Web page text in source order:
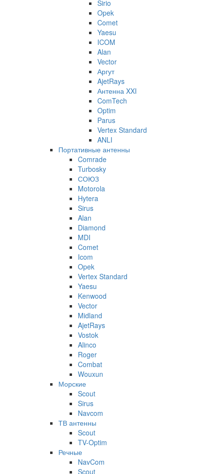
Sirio
Opek
Comet
Yaesu
ICOM
Alan
Vector
Аргут
AjetRays
Антенна XXI
ComTech
Optim
Parus
Vertex Standard
ANLI
Портативные антенны
Comrade
Turbosky
СОЮЗ
Motorola
Hytera
Sirus
Alan
Diamond
MDI
Comet
Icom
Opek
Vertex Standard
Yaesu
Kenwood
Vector
Midland
AjetRays
Vostok
Alinco
Roger
Combat
Wouxun
Морские
Scout
Sirus
Navcom
ТВ антенны
Scout
TV-Optim
Речные
NavCom
Scout